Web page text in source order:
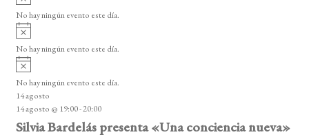
o
v
i
o
No hay ningún evento este día.
A
v
i
o
No hay ningún evento este día.
A
v
i
s
o
No hay ningún evento este día.
14 agosto
14 agosto @ 19:00-20:00
Silvia Bardelás presenta «Una conciencia nueva»